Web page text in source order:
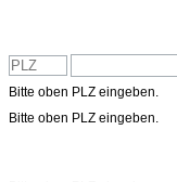
Bitte oben PLZ eingeben.
Bitte oben PLZ eingeben.